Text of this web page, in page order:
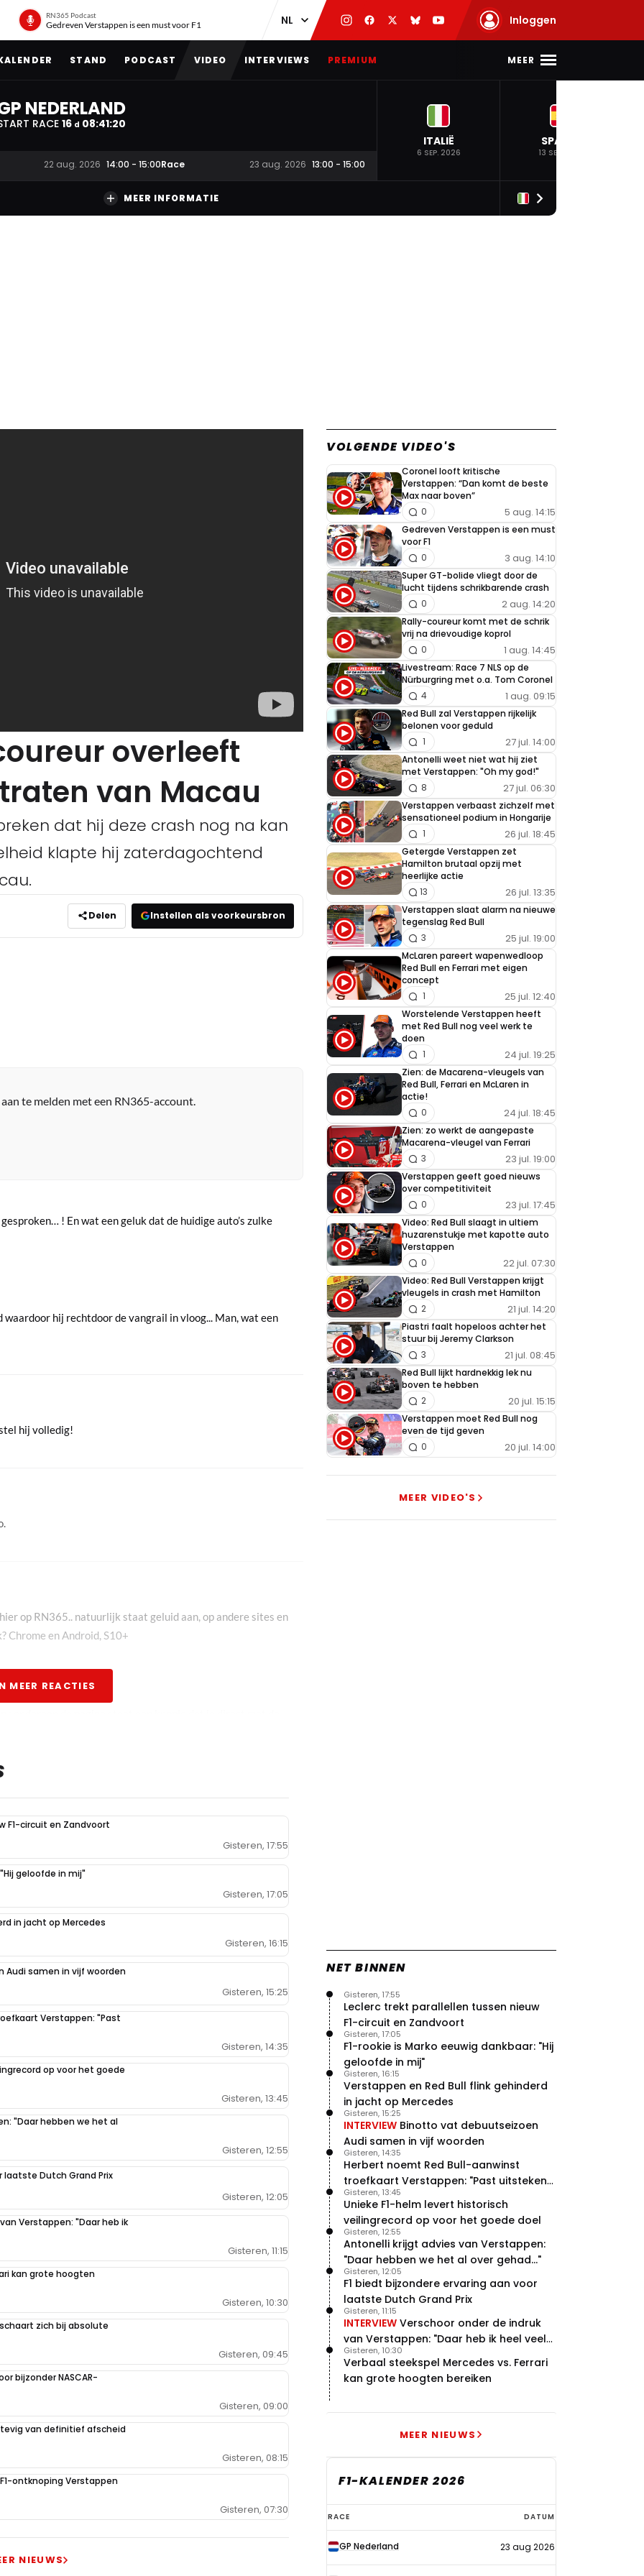
RN365 Podcast
Gedreven Verstappen is een must voor F1 Inloggen
STAND PODCAST VIDEO INTERVIEWS PREMIUM MEER
NEDERLAND
RACE16 d 08:41:19
22 aug. 2026 14:00 - 15:00Race 23 aug. 2026 13:00 - 15:00
ITALIË
6 SEP. 2026
SPANJE
13 SEP. 2026
MEER INFORMATIE
overleeft
van Macau
dat hij deze crash nog na kan
klapte hij zaterdagochtend
Delen Instellen als voorkeursbron
te melden met een RN365-account.
! En wat een geluk dat de huidige auto’s zulke
hij rechtdoor de vangrail in vloog... Man, wat een
hij volledig!
op RN365.. natuurlijk staat geluid aan, op andere sites en
Chrome en Android, S10+
te melden met een RN365-account.
MEER REACTIES
VOLGENDE VIDEO'S
Coronel looft kritische
Verstappen: “Dan komt de beste
Max naar boven”
5 aug. 14:15
0
Gedreven Verstappen is een must
voor F1
3 aug. 14:10
0
Super GT-bolide vliegt door de
lucht tijdens schrikbarende crash
2 aug. 14:20
0
Rally-coureur komt met de schrik
vrij na drievoudige koprol
1 aug. 14:45
0
Livestream: Race 7 NLS op de
Nürburgring met o.a. Tom Coronel
1 aug. 09:15
4
Red Bull zal Verstappen rijkelijk
belonen voor geduld
27 jul. 14:00
1
Antonelli weet niet wat hij ziet
met Verstappen: "Oh my god!"
27 jul. 06:30
8
Verstappen verbaast zichzelf met
sensationeel podium in Hongarije
26 jul. 18:45
1
Getergde Verstappen zet
Hamilton brutaal opzij met
heerlijke actie
26 jul. 13:35
13
Verstappen slaat alarm na nieuwe
tegenslag Red Bull
25 jul. 19:00
3
McLaren pareert wapenwedloop
Red Bull en Ferrari met eigen
concept
25 jul. 12:40
1
Worstelende Verstappen heeft
met Red Bull nog veel werk te
doen
24 jul. 19:25
1
Zien: de Macarena-vleugels van
Red Bull, Ferrari en McLaren in
actie!
24 jul. 18:45
0
Zien: zo werkt de aangepaste
Macarena-vleugel van Ferrari
23 jul. 19:00
3
Verstappen geeft goed nieuws
over competitiviteit
23 jul. 17:45
0
Video: Red Bull slaagt in ultiem
huzarenstukje met kapotte auto
Verstappen
22 jul. 07:30
0
Video: Red Bull Verstappen krijgt
vleugels in crash met Hamilton
21 jul. 14:20
2
Piastri faalt hopeloos achter het
stuur bij Jeremy Clarkson
21 jul. 08:45
3
Red Bull lijkt hardnekkig lek nu
boven te hebben
20 jul. 15:15
2
Verstappen moet Red Bull nog
even de tijd geven
20 jul. 14:00
0
MEER VIDEO'S
F1-circuit en Zandvoort
Gisteren, 17:55
geloofde in mij"
Gisteren, 17:05
in jacht op Mercedes
Gisteren, 16:15
samen in vijf woorden
Gisteren, 15:25
Verstappen: "Past
Gisteren, 14:35
op voor het goede
Gisteren, 13:45
"Daar hebben we het al
Gisteren, 12:55
laatste Dutch Grand Prix
Gisteren, 12:05
Verstappen: "Daar heb ik
Gisteren, 11:15
kan grote hoogten
Gisteren, 10:30
zich bij absolute
Gisteren, 09:45
bijzonder NASCAR-
Gisteren, 09:00
van definitief afscheid
Gisteren, 08:15
ontknoping Verstappen
Gisteren, 07:30
NIEUWS
NET BINNEN
Leclerc trekt parallellen tussen nieuw
F1-circuit en Zandvoort
Gisteren, 17:55
F1-rookie is Marko eeuwig dankbaar: "Hij
geloofde in mij"
Gisteren, 17:05
Verstappen en Red Bull flink gehinderd
in jacht op Mercedes
Gisteren, 16:15
INTERVIEW Binotto vat debuutseizoen
Audi samen in vijf woorden
Gisteren, 15:25
Herbert noemt Red Bull-aanwinst
troefkaart Verstappen: "Past uitstekend
bij Red Bull"
Gisteren, 14:35
Unieke F1-helm levert historisch
veilingrecord op voor het goede doel
Gisteren, 13:45
Antonelli krijgt advies van Verstappen:
"Daar hebben we het al over gehad..."
Gisteren, 12:55
F1 biedt bijzondere ervaring aan voor
laatste Dutch Grand Prix
Gisteren, 12:05
INTERVIEW Verschoor onder de indruk
van Verstappen: "Daar heb ik heel veel
respect voor"
Gisteren, 11:15
Verbaal steekspel Mercedes vs. Ferrari
kan grote hoogten bereiken
Gisteren, 10:30
MEER NIEUWS
F1-KALENDER 2026
F1-
kalender
2026
RACE DATUM
GP Nederland 23 aug 2026